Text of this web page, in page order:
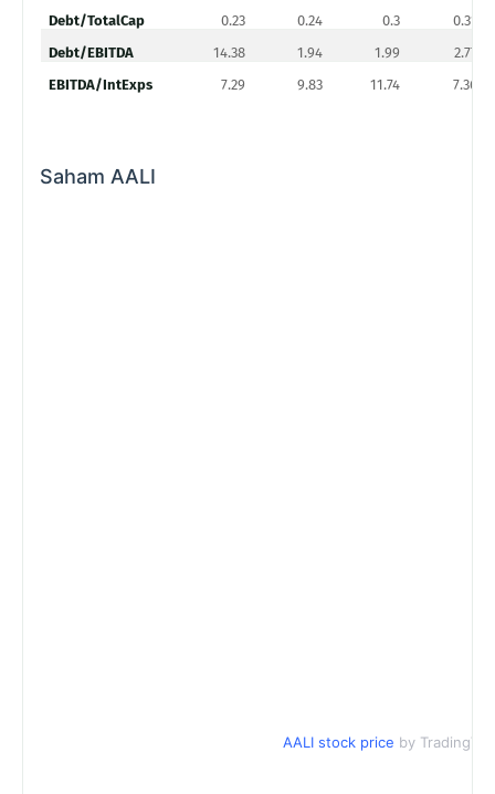
Debt/TotalCap
0.23 0.24 0.3
0.31
Debt/EBITDA
14.38 1.94 1.99
2.77
EBITDA/IntExps
7.29 9.83 11.74 7.36
Saham AALI
AALI stock price by